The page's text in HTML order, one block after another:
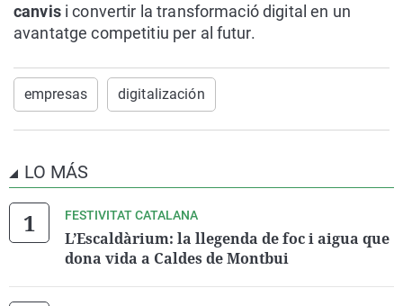
canvisi convertir la transformació digital en un
avantatge competitiu per al futur.
empresas digitalización
LO MÁS
FESTIVITAT CATALANA
L’Escaldàrium: la llegenda de foc i aigua que
dona vida a Caldes de Montbui